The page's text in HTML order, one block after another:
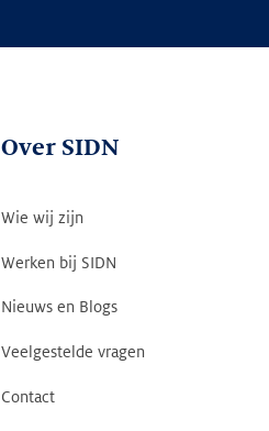
Over SIDN
Wie wij zijn
Werken bij SIDN
Nieuws en Blogs
Veelgestelde vragen
Contact